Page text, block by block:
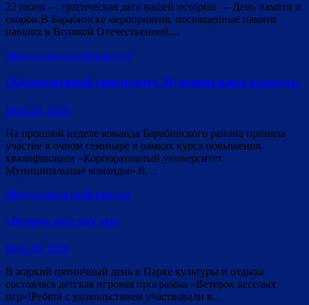
22 июня — трагическая дата нашей истории — День памяти и
скорби.В Барабинске мероприятия, посвященные памяти
павших в Великой Отечественной…
официальная информация
«Корпоративный университет. Муниципальные команды»
Июн 24, 2026
На прошлой неделе команда Барабинского района приняла
участие в очном семинаре в рамках курса повышения
квалификации «Корпоративный университет.
Муниципальные команды».В…
официальная информация
«Ветерок веселых игр»
Июн 24, 2026
В жаркий пятничный день в Парке культуры и отдыха
состоялась детская игровая программа «Ветерок веселых
игр»!Ребята с удовольствием участвовали в…